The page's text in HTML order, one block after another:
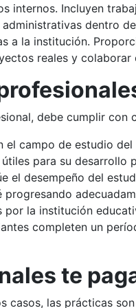
internos. Incluyen
dentro
a la institución.
reales y colaborar
debe cumplir con
campo de estudio
para su desarrollo
el desempeño del
la institución
completen un
te
casos, las prácticas